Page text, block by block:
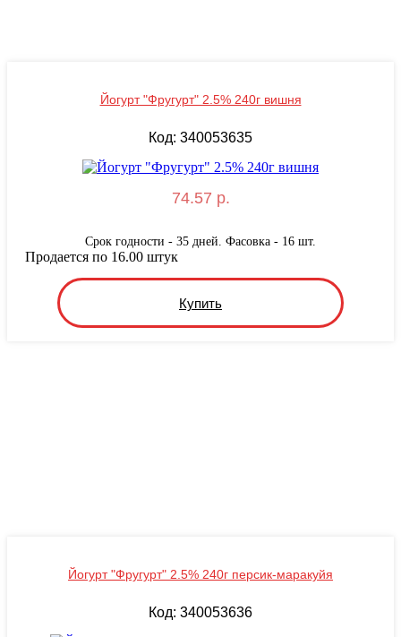
Йогурт "Фругурт" 2.5% 240г вишня
Код: 340053635
74.57 р.
Срок годности - 35 дней. Фасовка - 16 шт.
Купить
Продается по 16.00 штук
Йогурт "Фругурт" 2.5% 240г персик-маракуйя
Код: 340053636